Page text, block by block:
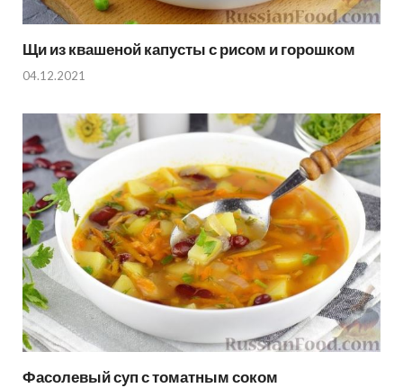
Щи из квашеной капусты с рисом и горошком
04.12.2021
Фасолевый суп с томатным соком